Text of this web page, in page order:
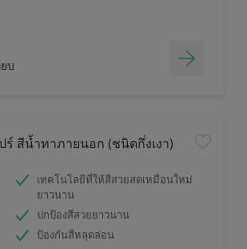
บ
สีน้ำทาภายนอก (ชนิดกึ่งเงา)
เทคโนโลยีที่ให้สีสวยสดเหมือนใหม่
ยาวนาน
ปกป้องสีสวยยาวนาน
ป้องกันสีหลุดล่อน